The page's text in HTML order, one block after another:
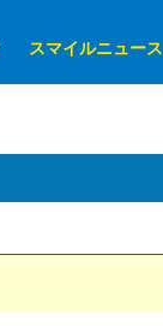
スマイルニュース